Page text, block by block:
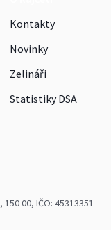
Kontakty
Novinky
Zelináři
Statistiky DSA
00, IČO: 45313351